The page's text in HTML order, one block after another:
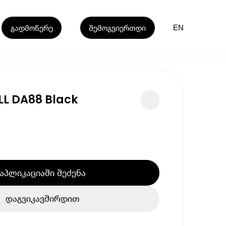
გადმოწერე შემოგვიერთდი EN
DA88 Black
შეძენა
დაგვიკავშირდით